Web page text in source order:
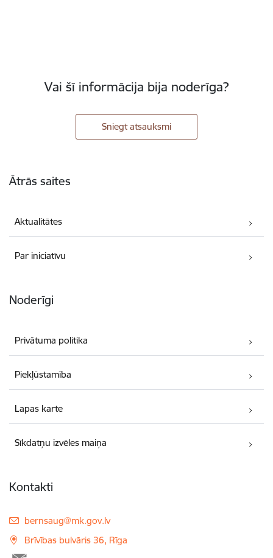
Vai šī informācija bija noderīga?
Sniegt atsauksmi
Ātrās saites
Aktualitātes
Par iniciatīvu
Noderīgi
Privātuma politika
Piekļūstamība
Lapas karte
Sīkdatņu izvēles maiņa
Kontakti
E-pasts:
bernsaug@mk.gov.lv
Brīvības bulvāris 36, Rīga